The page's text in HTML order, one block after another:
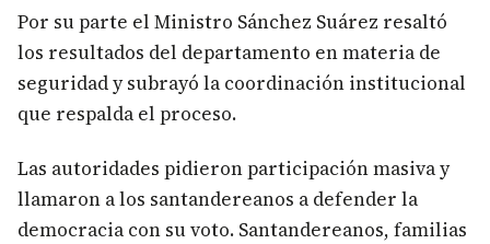
Por su parte el Ministro Sánchez Suárez resaltó
los resultados del departamento en materia de
seguridad y subrayó la coordinación institucional
que respalda el proceso.
Las autoridades pidieron participación masiva y
llamaron a los santandereanos a defender la
democracia con su voto. Santandereanos, familias